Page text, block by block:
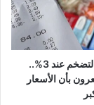
رغم استقرار التضخم عند 3%..
بأن الأسعار